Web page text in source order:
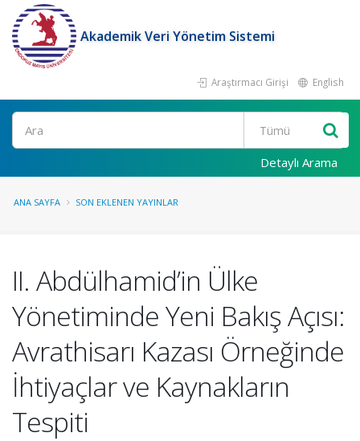
Akademik Veri Yönetim Sistemi
Araştırmacı Girişi English
Ara
Detaylı Arama
ANA SAYFA SON EKLENEN YAYINLAR
II. Abdülhamid’in Ülke
Yönetiminde Yeni Bakış Açısı:
Avrathisarı Kazası Örneğinde
İhtiyaçlar ve Kaynakların
Tespiti